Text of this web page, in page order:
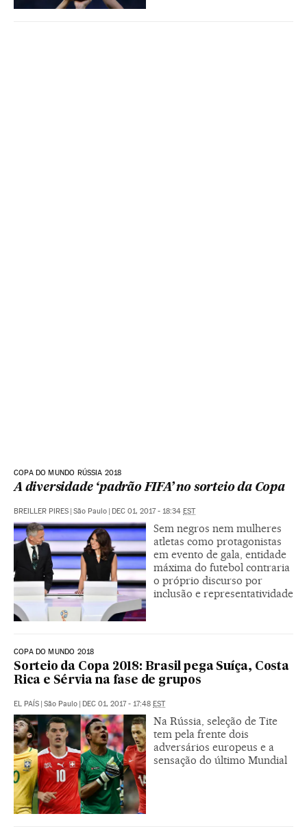
COPA DO MUNDO RÚSSIA 2018
A diversidade ‘padrão FIFA’ no sorteio da Copa
BREILLER PIRES São Paulo DEC 01, 2017 - 18:34 EST
Sem negros nem mulheres
atletas como protagonistas
em evento de gala, entidade
máxima do futebol contraria
o próprio discurso por
inclusão e representatividade
COPA DO MUNDO 2018
Sorteio da Copa 2018: Brasil pega Suíça, Costa
Rica e Sérvia na fase de grupos
EL PAÍS São Paulo DEC 01, 2017 - 17:48 EST
Na Rússia, seleção de Tite
tem pela frente dois
adversários europeus e a
sensação do último Mundial